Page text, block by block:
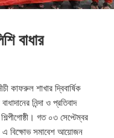
বাধার
কাফরুল শাখার দ্বিবার্ষিক
নিন্দা ও প্রতিবাদ
গত ০৩ সেপ্টেম্বর
এ বিক্ষোভ সমাবেশ আয়োজন